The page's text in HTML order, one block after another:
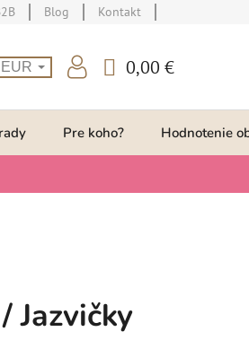
Blog Kontakt
EUR
KOŠÍK
0,00 €
Pre koho? Hodnotenie
Jazvičky